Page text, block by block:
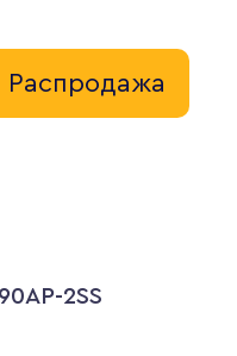
Распродажа
2SS